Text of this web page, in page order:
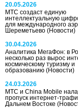
20.05.2026
МТС создаст единую
интеллектуальную
для международного
Шереметьево (Новости)
30.04.2026
Аналитика МегаФон: в
несколько раз вырос
космическому туризму и
образованию (Новости)
24.03.2026
МТС и China Mobile
пропуск интернет-
Дальнем Востоке